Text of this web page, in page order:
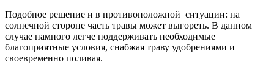
Подобное решение и в противоположной ситуации: на
солнечной стороне часть травы может выгореть. В данном
случае намного легче поддерживать необходимые
благоприятные условия, снабжая траву удобрениями и
своевременно поливая.